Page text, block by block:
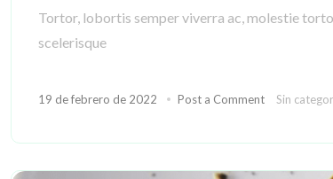
Tortor, lobortis semper viverra ac, molestie
scelerisque
19 de febrero de 2022 Post a Comment Sin